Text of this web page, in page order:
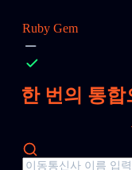
Ruby Gem
한 번의 통합